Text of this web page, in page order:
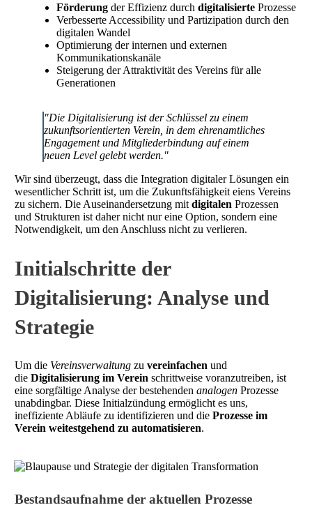
Förderung der Effizienz durch digitalisierte Prozesse
Verbesserte Accessibility und Partizipation durch den
digitalen Wandel
Optimierung der internen und externen
Kommunikationskanäle
Steigerung der Attraktivität des Vereins für alle
Generationen
"Die Digitalisierung ist der Schlüssel zu einem
zukunftsorientierten Verein, in dem ehrenamtliches
Engagement und Mitgliederbindung auf einem
neuen Level gelebt werden."
Wir sind überzeugt, dass die Integration digitaler Lösungen ein
wesentlicher Schritt ist, um die Zukunftsfähigkeit eiens Vereins
zu sichern. Die Auseinandersetzung mit digitalen Prozessen
und Strukturen ist daher nicht nur eine Option, sondern eine
Notwendigkeit, um den Anschluss nicht zu verlieren.
Initialschritte der
Digitalisierung: Analyse und
Strategie
Um die Vereinsverwaltung zu vereinfachen und
die Digitalisierung im Verein schrittweise voranzutreiben, ist
eine sorgfältige Analyse der bestehenden analogen Prozesse
unabdingbar. Diese Initialzündung ermöglicht es uns,
ineffiziente Abläufe zu identifizieren und die Prozesse im
Verein weitestgehend zu automatisieren.
Bestandsaufnahme der aktuellen Prozesse